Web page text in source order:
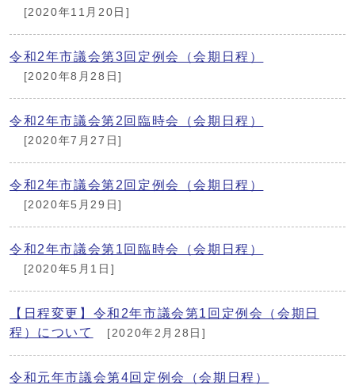
[2020年11月20日]
令和2年市議会第3回定例会（会期日程）
[2020年8月28日]
令和2年市議会第2回臨時会（会期日程）
[2020年7月27日]
令和2年市議会第2回定例会（会期日程）
[2020年5月29日]
令和2年市議会第1回臨時会（会期日程）
[2020年5月1日]
【日程変更】令和2年市議会第1回定例会（会期日
程）について
[2020年2月28日]
令和元年市議会第4回定例会（会期日程）